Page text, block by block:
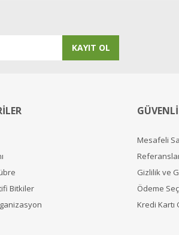
KAYIT OL
Bitkiler
Mesafeli
Gizlilik ve
Ödeme
Kredi Kartı